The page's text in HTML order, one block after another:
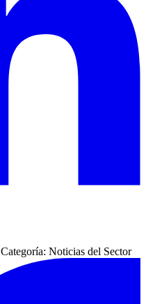
Categoría: Noticias del Sector